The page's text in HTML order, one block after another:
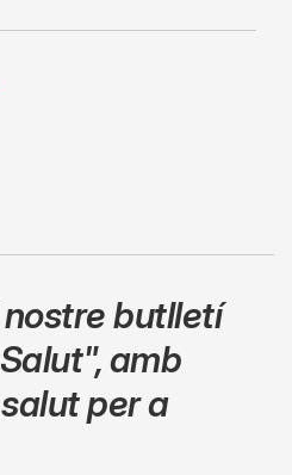
butlletí
,amb
per a